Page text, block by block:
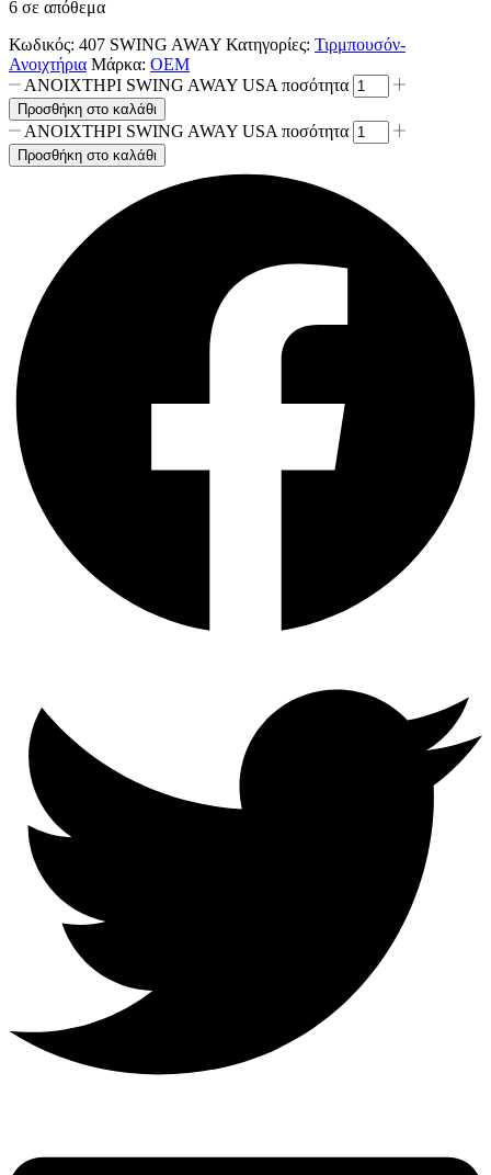
6 σε απόθεμα
Κωδικός: 407 SWING AWAY Κατηγορίες: Τιρμπουσόν-
Ανοιχτήρια Μάρκα: ΟΕΜ
ΑΝΟΙΧΤΗΡΙ SWING AWAY USA ποσότητα
Προσθήκη στο καλάθι
ΑΝΟΙΧΤΗΡΙ SWING AWAY USA ποσότητα
Προσθήκη στο καλάθι